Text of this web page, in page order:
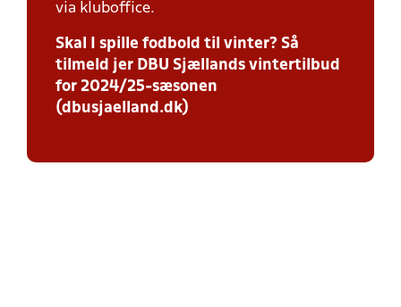
via kluboffice.
Skal I spille fodbold til vinter? Så
tilmeld jer DBU Sjællands vintertilbud
for 2024/25-sæsonen
(dbusjaelland.dk)